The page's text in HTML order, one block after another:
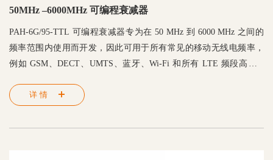
50MHz –6000MHz 可编程衰减器
PAH-6G/95-TTL 可编程衰减器专为在 50 MHz 到 6000 MHz 之间的
频率范围内使用而开发，因此可用于所有常见的移动无线电频率，
例如 GSM、DECT、UMTS、蓝牙、Wi-Fi 和所有 LTE 频段高达 6
0.25 / 0.5 dB 步长改变衰减的可能性和 +34 dBm 的输入功率，数字
详情